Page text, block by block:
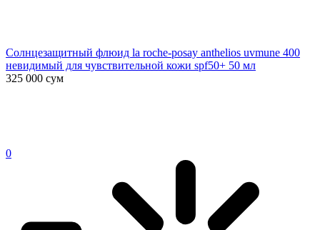
Солнцезащитный флюид la roche-posay anthelios uvmune 400
невидимый для чувствительной кожи spf50+ 50 мл
325 000 сум
0